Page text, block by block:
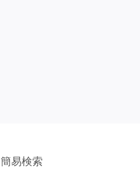
簡易検索